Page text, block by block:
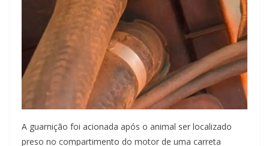
A guarnição foi acionada após o animal ser localizado
preso no compartimento do motor de uma carreta